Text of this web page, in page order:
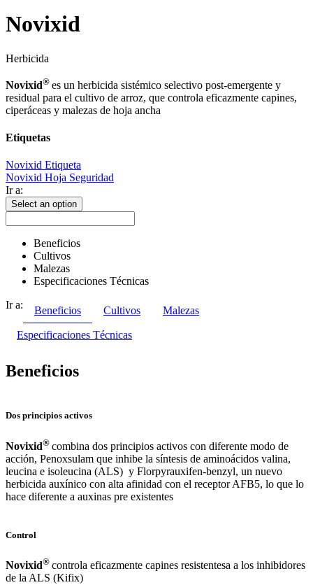
Novixid
Herbicida
Novixid® es un herbicida sistémico selectivo post-emergente y
residual para el cultivo de arroz, que controla eficazmente capines,
ciperáceas y malezas de hoja ancha
Etiquetas
Novixid Etiqueta
Novixid Hoja Seguridad
Ir a:
Select an option
Beneficios
Cultivos
Malezas
Especificaciones Técnicas
Ir a:
Beneficios Cultivos Malezas
Especificaciones Técnicas
Beneficios
Dos principios activos
Novixid® combina dos principios activos con diferente modo de
acción, Penoxsulam que inhibe la síntesis de aminoácidos valina,
leucina e isoleucina (ALS) y Florpyrauxifen-benzyl, un nuevo
herbicida auxínico con alta afinidad con el receptor AFB5, lo que lo
hace diferente a auxinas pre existentes
Control
Novixid® controla eficazmente capines resistentesa a los inhibidores
de la ALS (Kifix)